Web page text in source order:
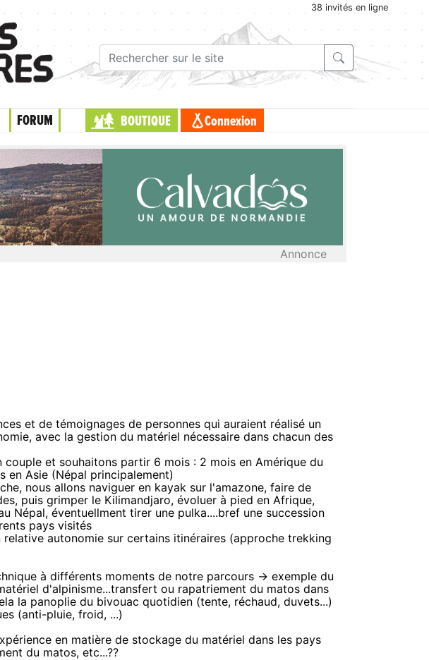
38 invités en ligne
FORUM BOUTIQUE Connexion
Annonce
et de témoignages de personnes qui auraient réalisé un
avec la gestion du matériel nécessaire dans chacun des
couple et souhaitons partir 6 mois : 2 mois en Amérique du
en Asie (Népal principalement)
nous allons naviguer en kayak sur l'amazone, faire de
puis grimper le Kilimandjaro, évoluer à pied en Afrique,
Népal, éventuellment tirer une pulka....bref une succession
pays visités
relative autonomie sur certains itinéraires (approche trekking
à différents moments de notre parcours -> exemple du
d'alpinisme...transfert ou rapatriement du matos dans
la panoplie du bivouac quotidien (tente, réchaud, duvets...)
(anti-pluie, froid, ...)
en matière de stockage du matériel dans les pays
du matos, etc...??